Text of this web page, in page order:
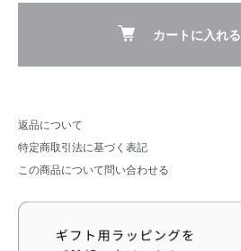
カートに入れる
返品について
特定商取引法に基づく表記
この商品について問い合わせる